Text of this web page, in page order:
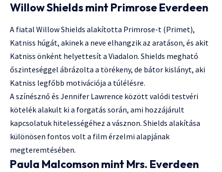
Willow Shields mint Primrose Everdeen
A fiatal Willow Shields alakította Primrose-t (Primet),
Katniss húgát, akinek a neve elhangzik az aratáson, és akit
Katniss önként helyettesít a Viadalon. Shields megható
őszinteséggel ábrázolta a törékeny, de bátor kislányt, aki
Katniss legfőbb motivációja a túlélésre.
A színésznő és Jennifer Lawrence között valódi testvéri
kötelék alakult ki a forgatás során, ami hozzájárult
kapcsolatuk hitelességéhez a vásznon. Shields alakítása
különösen fontos volt a film érzelmi alapjának
megteremtésében.
Paula Malcomson mint Mrs. Everdeen